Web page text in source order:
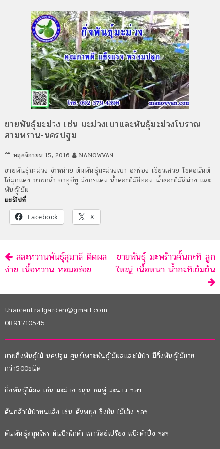
ขายพันธุ์มะม่วง เช่น มะม่วงเบาและพันธุ์มะม่วงโบราณ
สามพราน-นครปฐม
พฤศจิกายน 15, 2016 MANOWVAN
ขายพันธุ์มะม่วง จำหน่าย ต้นพันธุ์มะม่วงเบา อกร่อง เขียวเสวย โชคอนันต์
ไข่มุกแดง ยายกล่ำ อาทูอีทู มังกรแดง น้ำดอกไม้สีทอง น้ำดอกไม้สีม่วง และ
พันธุ์ไม้ผ…
แชร์ไปที่
Facebook
X
นำทาง
สละหวานพันธุ์สุมาลี ติดผล
ง่าย เนื้อหวาน หอมอร่อย
ขายพันธุ์ มะพร้าวคั้นกะทิ ลูก
ใหญ่ เนื้อหนา น้ำกะทิเข้มข้น
thaicentralgarden@gmail.com
0891710545
ขายกิ่งพันธุ์ไม้ นคปฐม ศูนย์เพาะพันธุ์ไม้ผลและไม้ป่า มีกิ่งพันธุ์ไม้ขาย
กว่า500ชนิด
กิ่งพันธุ์ไม้ผล เช่น มะม่วง ขนุน ชมพู่ มะนาว ฯลฯ
ต้นกล้าไม้ป่าทนแล้ง เช่น ต้นพยุง ชิงชัน ไม้เต็ง ฯลฯ
ต้นพันธุ์สมุนไพร ต้นปีกไก่ดำ เถาวัลย์เปรียง แป๊ะตำปึง ฯลฯ